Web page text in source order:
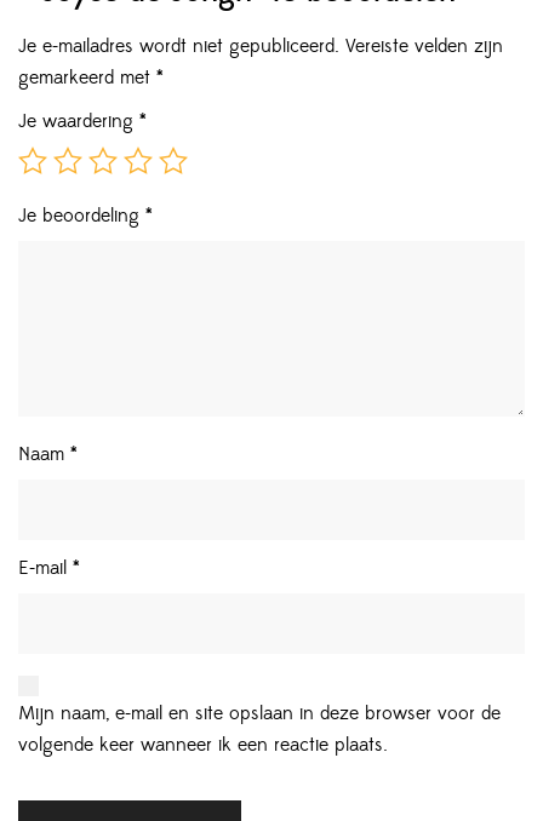
Je e-mailadres wordt niet gepubliceerd. Vereiste velden zijn
gemarkeerd met *
Je waardering *
Je beoordeling *
Naam *
E-mail *
Mijn naam, e-mail en site opslaan in deze browser voor de
volgende keer wanneer ik een reactie plaats.